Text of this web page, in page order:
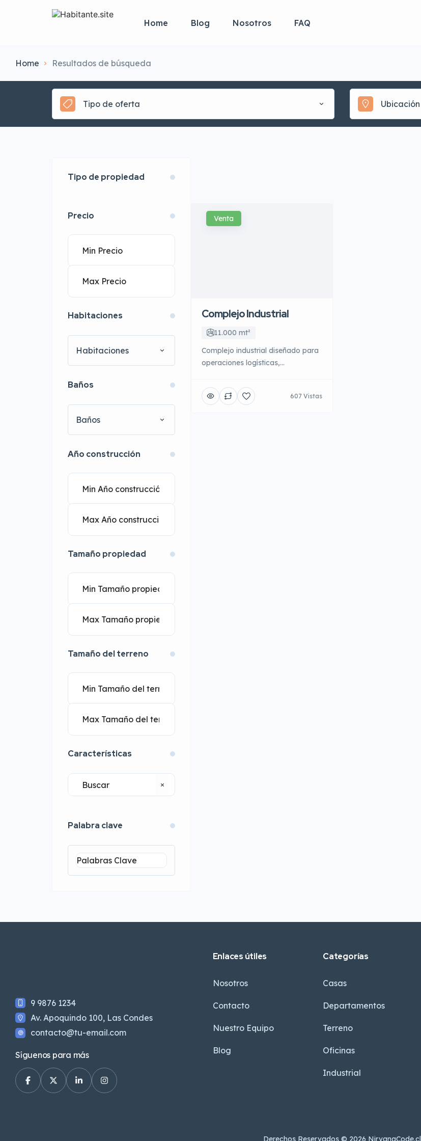
Home Blog Nosotros FAQ
Home Resultados de búsqueda
Tipo de oferta Ubicación
Tipo de propiedad
Precio
Habitaciones
Habitaciones
Baños
Baños
Año construcción
Tamaño propiedad
Tamaño del terreno
Características
Palabra clave
Venta
Complejo Industrial
11.000 mt²
Complejo industrial diseñado para
operaciones logísticas,
amplios espacios, buena
conectividad y potencial de607 Vistas
9 9876 1234
Av. Apoquindo 100, Las Condes
contacto@tu-email.com
Síguenos para más
Enlaces útiles
Nosotros
Contacto
Nuestro Equipo
Blog
Categorías
Casas
Departamentos
Terreno
Oficinas
Industrial
Derechos Reservados © 2026 NirvanaCode.cl